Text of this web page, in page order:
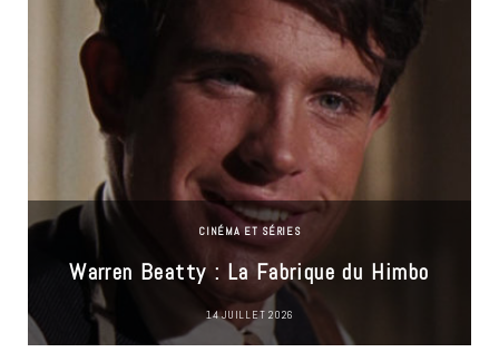
CINÉMA ET SÉRIES
Warren Beatty : La Fabrique du Himbo
14 JUILLET 2026